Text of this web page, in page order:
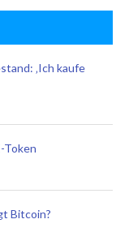
‚Ich kaufe
Token
Bitcoin?